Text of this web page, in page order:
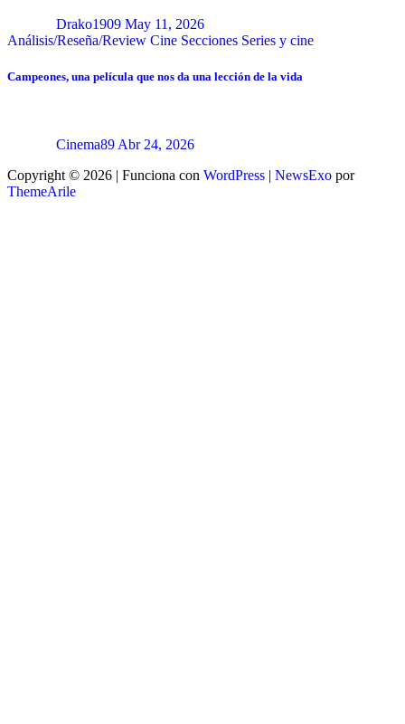
Drako1909 May 11, 2026
Análisis/Reseña/Review Cine Secciones Series y cine
Campeones, una película que nos da una lección de la vida
Cinema89 Abr 24, 2026
Copyright © 2026 | Funciona con WordPress | NewsExo por
ThemeArile